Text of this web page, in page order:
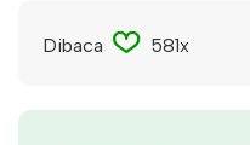
Dibaca 581x